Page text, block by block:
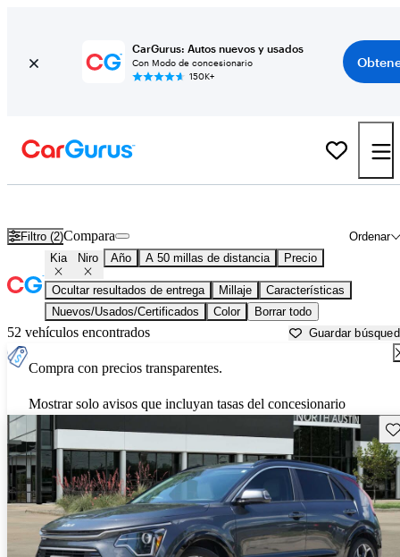
CarGurus: Autos nuevos y usados
Con Modo de concesionario
150K+
Filtro (2) Ordenar
Compara
Kia Niro Año A 50 millas de distancia Precio
Ocultar resultados de entrega Millaje
Características
Nuevos/Usados/Certificados
Color Borrar todo
52 vehículos encontrados Guardar
Compra con precios transparentes.
Mostrar solo avisos que incluyan tasas del concesionario